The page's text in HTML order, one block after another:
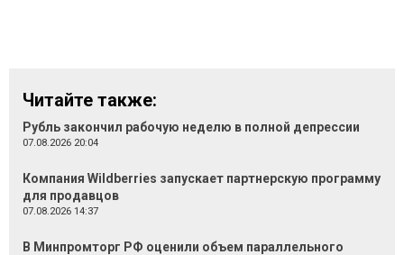
Читайте также:
Рубль закончил рабочую неделю в полной депрессии
07.08.2026 20:04
Компания Wildberries запускает партнерскую программу
для продавцов
07.08.2026 14:37
В Минпромторг РФ оценили объем параллельного